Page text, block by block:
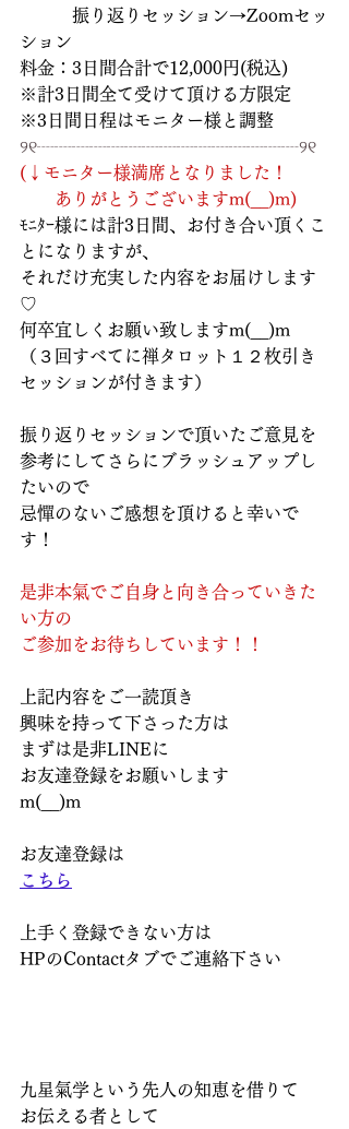
振り返りセッション→Zoomセッ
ション
料金：3日間合計で12,000円(税込)
※計3日間全て受けて頂ける方限定
※3日間日程はモニター様と調整
୨୧┈┈┈┈┈┈┈┈┈┈┈┈┈┈┈୨୧
(↓モニター様満席となりました！
ありがとうございますm(__)m)
ﾓﾆﾀｰ様には計3日間、お付き合い頂くこ
とになりますが、
それだけ充実した内容をお届けします
♡
何卒宜しくお願い致しますm(__)m
（３回すべてに禅タロット１２枚引き
セッションが付きます）
振り返りセッションで頂いたご意見を
参考にしてさらにブラッシュアップし
たいので
忌憚のないご感想を頂けると幸いで
す！
是非本氣でご自身と向き合っていきた
い方の
ご参加をお待ちしています！！
上記内容をご一読頂き
興味を持って下さった方は
まずは是非LINEに
お友達登録をお願いします
m(__)m
お友達登録は
こちら
上手く登録できない方は
HPのContactタブでご連絡下さい
九星氣学という先人の知恵を借りて
お伝える者として